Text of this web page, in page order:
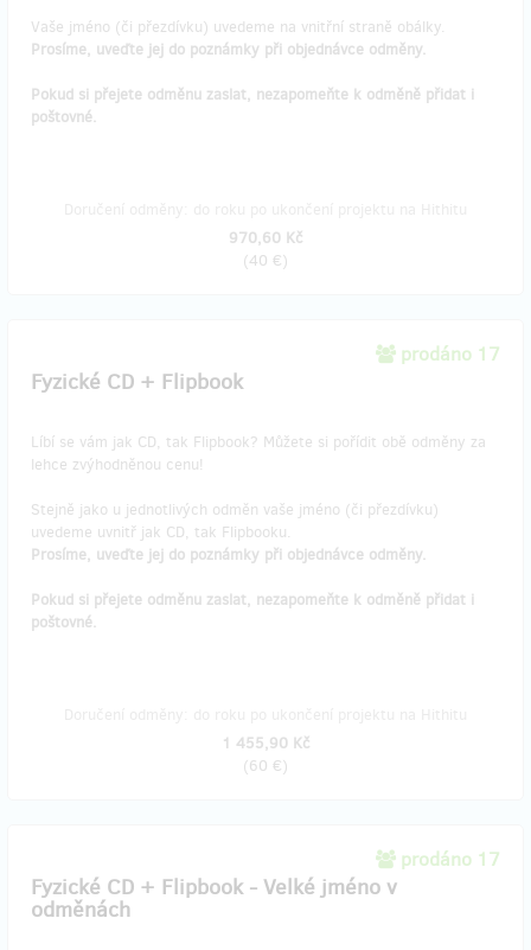
Vaše jméno (či přezdívku) uvedeme na vnitřní straně obálky.
Prosíme, uveďte jej do poznámky při objednávce odměny.
Pokud si přejete odměnu zaslat, nezapomeňte k odměně přidat i
poštovné.
970,60 Kč
(40 €)
prodáno 17
Fyzické CD + Flipbook
Líbí se vám jak CD, tak Flipbook? Můžete si pořídit obě odměny za
lehce zvýhodněnou cenu!
Stejně jako u jednotlivých odměn vaše jméno (či přezdívku)
uvedeme uvnitř jak CD, tak Flipbooku.
Prosíme, uveďte jej do poznámky při objednávce odměny.
Pokud si přejete odměnu zaslat, nezapomeňte k odměně přidat i
poštovné.
1 455,90 Kč
(60 €)
prodáno 17
Fyzické CD + Flipbook - Velké jméno v
odměnách